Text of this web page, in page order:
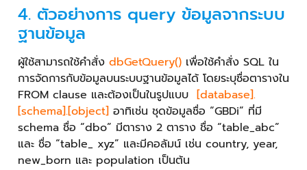
4. ตัวอย่างการ query ข้อมูลจากระบบ
ฐานข้อมูล
ผู้ใช้สามารถใช้คำสั่ง dbGetQuery() เพื่อใช้คำสั่ง SQL ใน
การจัดการกับข้อมูลบนระบบฐานข้อมูลได้ โดยระบุชื่อตารางใน
FROM clause และต้องเป็นในรูปแบบ [database].
[schema].[object] อาทิเช่น ชุดข้อมูลชื่อ “GBDi” ที่มี
schema ชื่อ “dbo” มีตาราง 2 ตาราง ชื่อ “table_abc”
และ ชื่อ “table_ xyz” และมีคอลัมน์ เช่น country, year,
new_born และ population เป็นต้น